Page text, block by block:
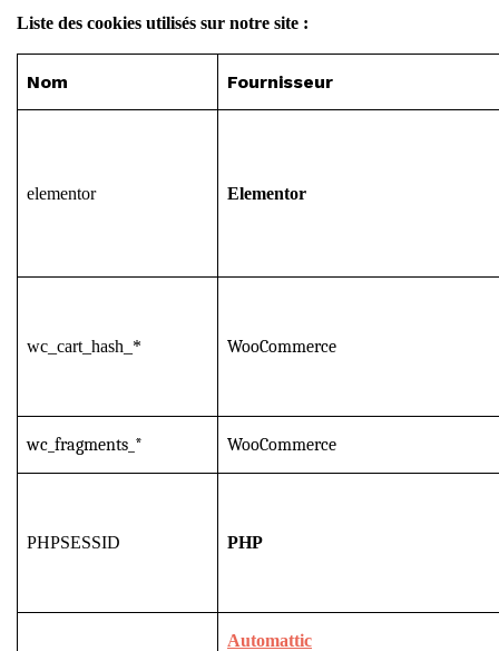
Liste des cookies utilisés sur notre site :
Nom Fournisseur
elementor Elementor
wc_cart_hash_* WooCommerce
wc_fragments_* WooCommerce
PHPSESSID PHP
Automattic